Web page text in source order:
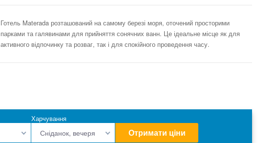
Готель Materada розташований на самому березі моря, оточений просторими
парками та галявинами для прийняття сонячних ванн. Це ідеальне місце як для
активного відпочинку та розваг, так і для спокійного проведення часу.
Харчування
Сніданок, вечеря Отримати ціни